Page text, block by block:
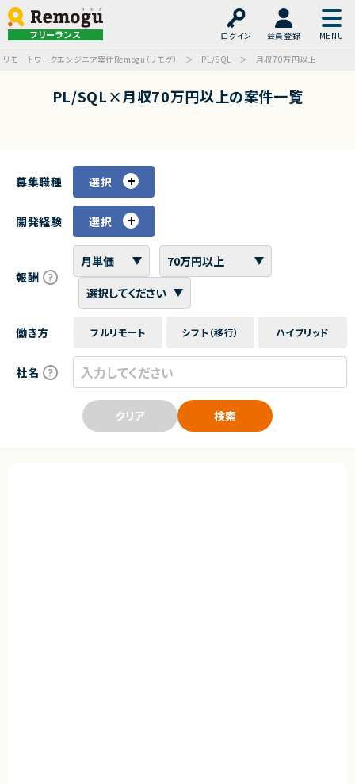
フリーランス ログイン
会員登録
リモートワークエンジニア案件Remogu（リモグ）
PL/SQL 月収70万円以上
PL/SQL×月収70万円以上の案件一覧
募集職種 選択
開発経験 選択
報酬
働き方 フルリモート シフト（移行） ハイブリッド
社名
クリア 検索